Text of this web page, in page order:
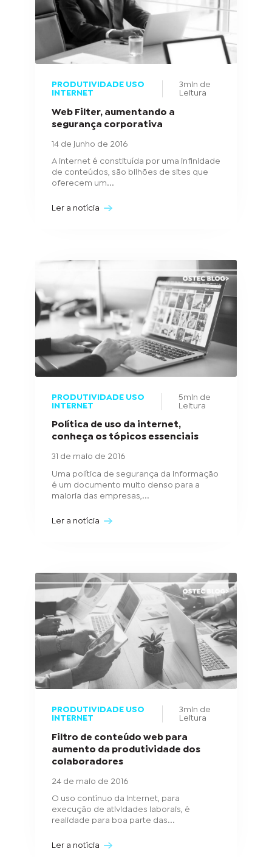
PRODUTIVIDADE USO
INTERNET
3min de
Leitura
Web Filter, aumentando a
segurança corporativa
14 de junho de 2016
A internet é constituída por uma infinidade
de conteúdos, são bilhões de sites que
oferecem um...
Ler a notícia
PRODUTIVIDADE USO
INTERNET
5min de
Leitura
Política de uso da internet,
conheça os tópicos essenciais
31 de maio de 2016
Uma política de segurança da informação
é um documento muito denso para a
maioria das empresas,...
Ler a notícia
PRODUTIVIDADE USO
INTERNET
3min de
Leitura
Filtro de conteúdo web para
aumento da produtividade dos
colaboradores
24 de maio de 2016
O uso contínuo da internet, para
execução de atividades laborais, é
realidade para boa parte das...
Ler a notícia